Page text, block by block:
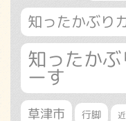
知ったかぶり
知ったか
ーす
草津市 行脚